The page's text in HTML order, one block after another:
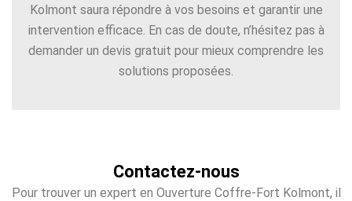
Kolmont saura répondre à vos besoins et garantir une
intervention efficace. En cas de doute, n’hésitez pas à
demander un devis gratuit pour mieux comprendre les
solutions proposées.
Contactez-nous
Pour trouver un expert en Ouverture Coffre-Fort Kolmont, il